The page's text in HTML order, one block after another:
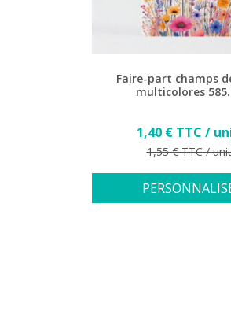
Faire-part champs
multicolores
Prix
1,40 € TTC /
Prix de base
1,55 € TTC /